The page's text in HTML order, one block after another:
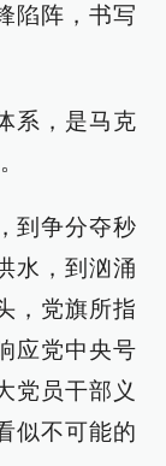
陷阵，书写
系，是马克
到争分夺秒
水，到汹涌
，党旗所指
应党中央号
党员干部义
似不可能的